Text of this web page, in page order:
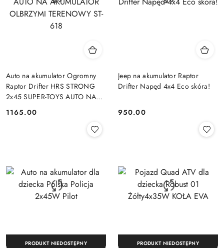
Auto na akumulator Ogromny
Raptor Drifter HRS STRONG
2x45 SUPER-TOYS AUTO NA
AKUMULATOR OLBRZYMI
TERENOWY ST-618
Cena:
1165.00
Jeep na akumulator Raptor
Drifter Napęd 4x4 Eco skóra!
Cena:
950.00
PRODUKT NIEDOSTĘPNY PRODUKT NIEDOSTĘPNY